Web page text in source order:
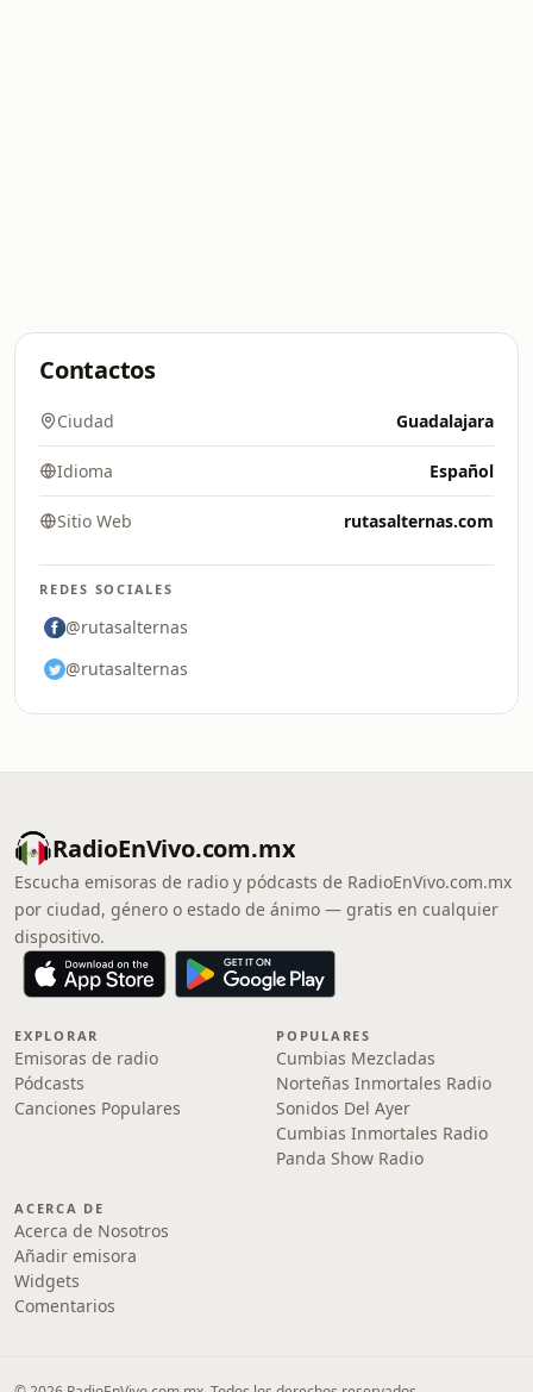
Contactos
Ciudad Guadalajara
Idioma Español
Sitio Web rutasalternas.com
REDES SOCIALES
@rutasalternas
@rutasalternas
RadioEnVivo.com.mx
Escucha emisoras de radio y pódcasts de RadioEnVivo.com.mx
por ciudad, género o estado de ánimo — gratis en cualquier
dispositivo.
EXPLORAR
Emisoras de radio
Pódcasts
Canciones Populares
POPULARES
Cumbias Mezcladas
Norteñas Inmortales Radio
Sonidos Del Ayer
Cumbias Inmortales Radio
Panda Show Radio
ACERCA DE
Acerca de Nosotros
Añadir emisora
Widgets
Comentarios